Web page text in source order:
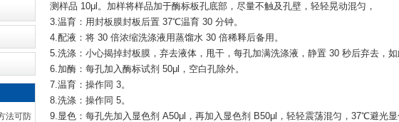
法可防
测样品 10μl。加样将样品加于酶标板孔底部，尽量不触及孔壁，轻轻晃动混匀，
3.温育：用封板膜封板后置 37℃温育 30 分钟。
4.配液：将 30 倍浓缩洗涤液用蒸馏水 30 倍稀释后备用。
5.洗涤：小心揭掉封板膜，弃去液体，甩干，每孔加满洗涤液，静置 30 秒后弃去，如
6.加酶：每孔加入酶标试剂 50μl，空白孔除外。
7.温育：操作同 3。
8.洗涤：操作同 5。
9.显色：每孔先加入显色剂 A50μl，再加入显色剂 B50μl，轻轻震荡混匀，37℃避光